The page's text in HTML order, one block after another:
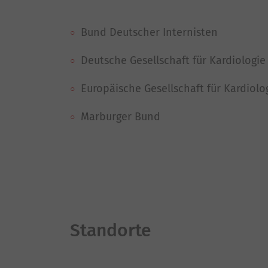
Bund Deutscher Internisten
Deutsche Gesellschaft für Kardiologie
Europäische Gesellschaft für
Marburger Bund
Standorte